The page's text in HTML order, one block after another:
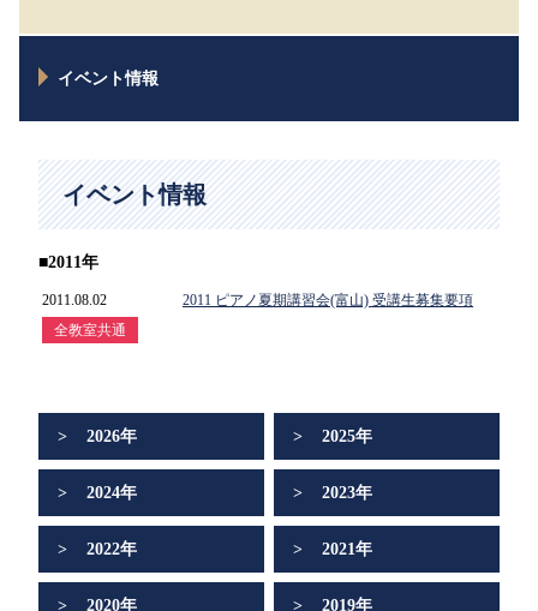
イベント情報
イベント情報
■2011年
2011.08.02
全教室共通
2011 ピアノ夏期講習会(富山) 受講生募集要項
2026年 2025年
2024年 2023年
2022年 2021年
2020年 2019年